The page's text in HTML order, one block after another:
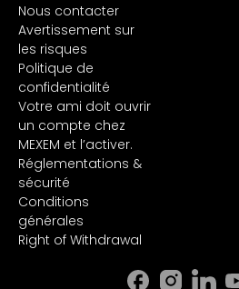
Vienne
Marché
au
comptant
et indices
de la
Bourse de
Vienne
de la Bourse de
Niveau
Nous contacter
Avertissement sur
les risques
Politique de
confidentialité
Votre ami doit ouvrir
un compte chez
MEXEM et l’activer.
Réglementations &
sécurité
Conditions
générales
Right of Withdrawal